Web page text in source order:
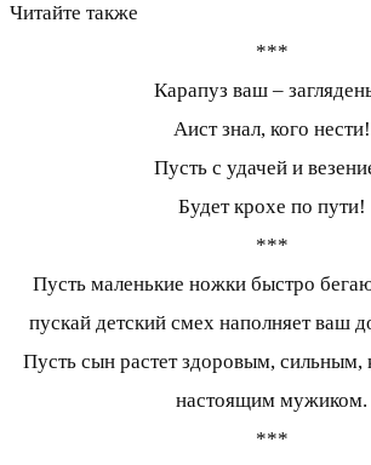
Читайте также
***
Карапуз ваш –
Аист знал, кого нести!
Пусть с удачей и
Будет крохе по пути!
***
Пусть маленькие ножки быстро
пускай детский смех наполняет ваш
Пусть сын растет здоровым, сильным,
настоящим мужиком.
***